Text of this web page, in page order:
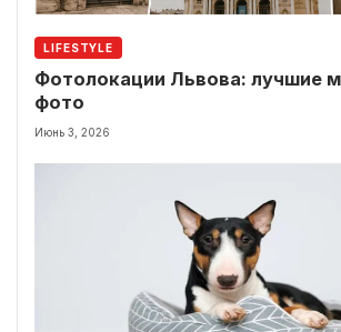
LIFESTYLE
Фотолокации Львова: лучшие
фото
Июнь 3, 2026